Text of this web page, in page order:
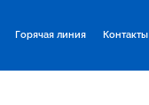
Горячая линия Контакты